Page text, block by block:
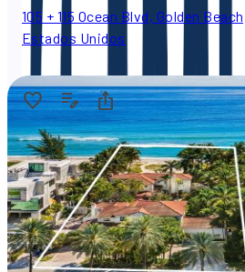
105 + 115 Ocean Blvd, Golden
Estados Unidos